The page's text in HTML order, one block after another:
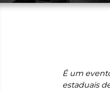
É um
estaduais